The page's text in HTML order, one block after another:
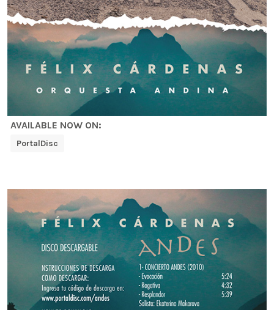
SERVICIOS GRÁFICOS
ACCIONES CON MARCAS
AVAILABLE NOW ON:
PortalDisc